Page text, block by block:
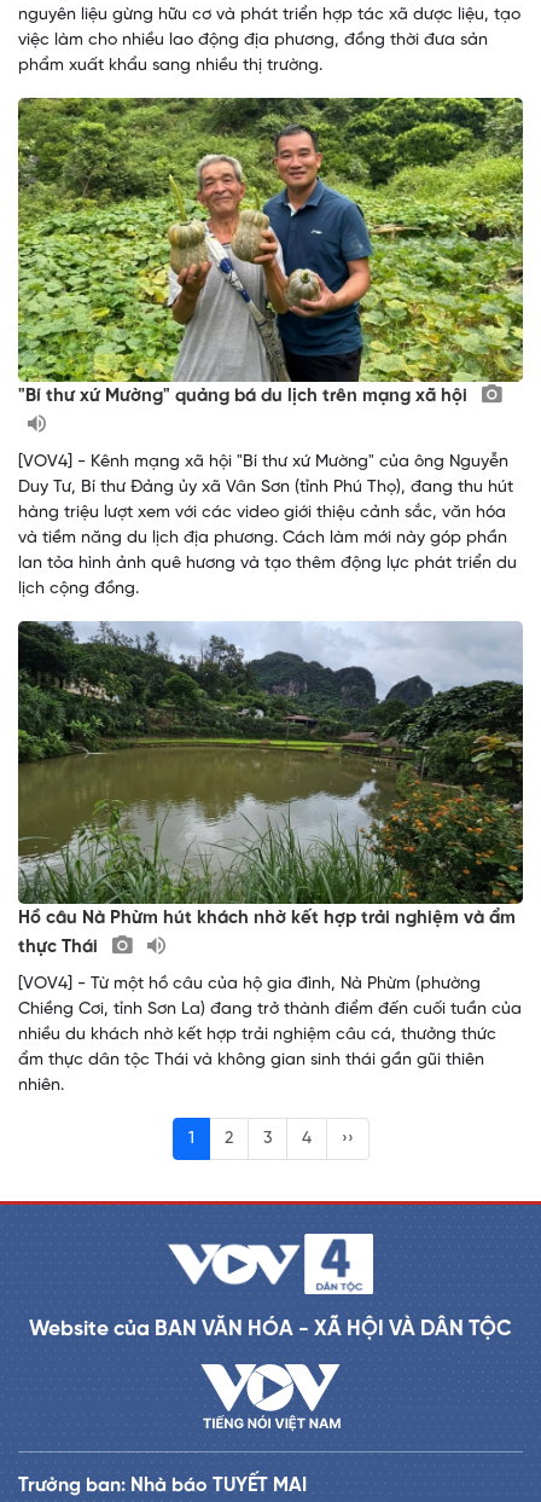
nguyên liệu gừng hữu cơ và phát triển hợp tác xã dược liệu, tạo
việc làm cho nhiều lao động địa phương, đồng thời đưa sản
phẩm xuất khẩu sang nhiều thị trường.
"Bí thư xứ Mường" quảng bá du lịch trên mạng xã hội
[VOV4] - Kênh mạng xã hội "Bí thư xứ Mường" của ông Nguyễn
Duy Tư, Bí thư Đảng ủy xã Vân Sơn (tỉnh Phú Thọ), đang thu hút
hàng triệu lượt xem với các video giới thiệu cảnh sắc, văn hóa
và tiềm năng du lịch địa phương. Cách làm mới này góp phần
lan tỏa hình ảnh quê hương và tạo thêm động lực phát triển du
lịch cộng đồng.
Hồ câu Nà Phừm hút khách nhờ kết hợp trải nghiệm và ẩm
thực Thái
[VOV4] - Từ một hồ câu của hộ gia đình, Nà Phừm (phường
Chiềng Cơi, tỉnh Sơn La) đang trở thành điểm đến cuối tuần của
nhiều du khách nhờ kết hợp trải nghiệm câu cá, thưởng thức
ẩm thực dân tộc Thái và không gian sinh thái gần gũi thiên
nhiên.
1 2 3 4 ››
Website của BAN VĂN HÓA - XÃ HỘI VÀ DÂN TỘC
Trưởng ban: Nhà báo TUYẾT MAI